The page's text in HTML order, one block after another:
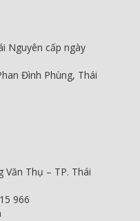
Nguyên cấp ngày
Đình Phùng, Thái
Văn Thụ – TP. Thái
966